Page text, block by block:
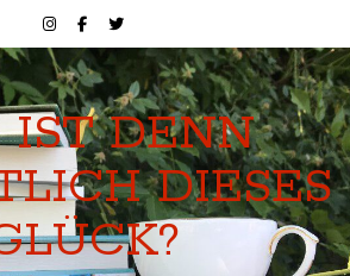
IST DENN
DIESES